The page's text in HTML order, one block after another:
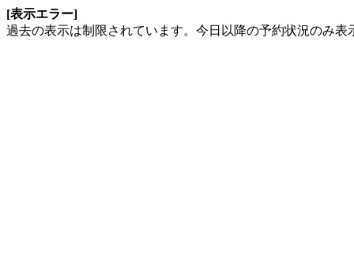
[表示エラー]
過去の表示は制限されています。今日以降の予約状況のみ表